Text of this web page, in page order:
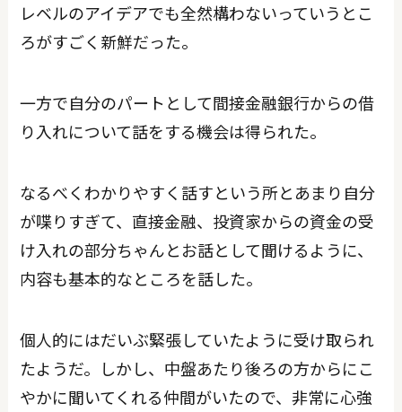
レベルのアイデアでも全然構わないっていうとこ
ろがすごく新鮮だった。
一方で自分のパートとして間接金融銀行からの借
り入れについて話をする機会は得られた。
なるべくわかりやすく話すという所とあまり自分
が喋りすぎて、直接金融、投資家からの資金の受
け入れの部分ちゃんとお話として聞けるように、
内容も基本的なところを話した。
個人的にはだいぶ緊張していたように受け取られ
たようだ。しかし、中盤あたり後ろの方からにこ
やかに聞いてくれる仲間がいたので、非常に心強